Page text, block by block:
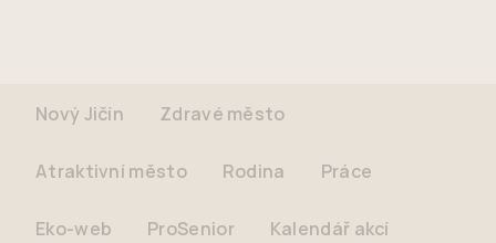
Nový Jičín Zdravé město
Atraktivní město Rodina Práce
Eko-web ProSenior Kalendář akcí